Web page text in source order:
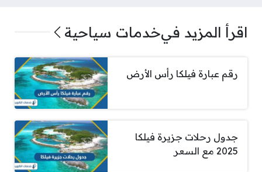
اقرأ المزيد فيخدمات سياحية
رقم عبارة فيلكا رأس الأرض
جدول رحلات جزيرة فيلكا
2025 مع السعر